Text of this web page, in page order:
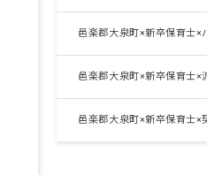
邑楽郡大泉町×新卒保育士×
邑楽郡大泉町×新卒保育士×
邑楽郡大泉町×新卒保育士×